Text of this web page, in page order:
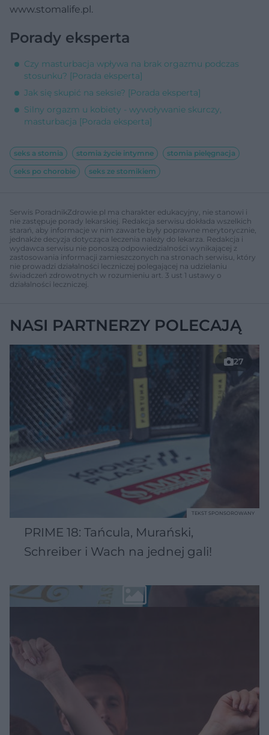
www.stomalife.pl.
Porady eksperta
Czy masturbacja wpływa na brak orgazmu podczas
stosunku? [Porada eksperta]
Jak się skupić na seksie? [Porada eksperta]
Silny orgazm u kobiety - wywoływanie skurczy,
masturbacja [Porada eksperta]
seks a stomia stomia życie intymne
stomia pielęgnacja
seks po chorobie
seks ze stomikiem
Serwis PoradnikZdrowie.pl ma charakter edukacyjny, nie stanowi i
nie zastępuje porady lekarskiej. Redakcja serwisu dokłada wszelkich
starań, aby informacje w nim zawarte były poprawne merytorycznie,
jednakże decyzja dotycząca leczenia należy do lekarza. Redakcja i
wydawca serwisu nie ponoszą odpowiedzialności wynikającej z
zastosowania informacji zamieszczonych na stronach serwisu, który
nie prowadzi działalności leczniczej polegającej na udzielaniu
świadczeń zdrowotnych w rozumieniu art. 3 ust 1 ustawy o
działalności leczniczej.
NASI PARTNERZY POLECAJĄ
27
PRIME 18: Tańcula, Murański,
Schreiber i Wach na jednej gali!
TEKST SPONSOROWANY